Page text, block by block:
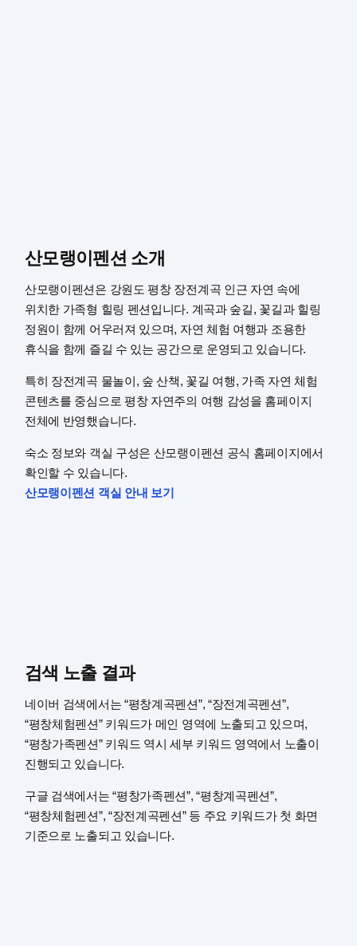
산모랭이펜션 소개
산모랭이펜션은 강원도 평창 장전계곡 인근 자연 속에
위치한 가족형 힐링 펜션입니다. 계곡과 숲길, 꽃길과 힐링
정원이 함께 어우러져 있으며, 자연 체험 여행과 조용한
휴식을 함께 즐길 수 있는 공간으로 운영되고 있습니다.
특히 장전계곡 물놀이, 숲 산책, 꽃길 여행, 가족 자연 체험
콘텐츠를 중심으로 평창 자연주의 여행 감성을 홈페이지
전체에 반영했습니다.
숙소 정보와 객실 구성은 산모랭이펜션 공식 홈페이지에서
확인할 수 있습니다.
산모랭이펜션 객실 안내 보기
검색 노출 결과
네이버 검색에서는 “평창계곡펜션”, “장전계곡펜션”,
“평창체험펜션” 키워드가 메인 영역에 노출되고 있으며,
“평창가족펜션” 키워드 역시 세부 키워드 영역에서 노출이
진행되고 있습니다.
구글 검색에서는 “평창가족펜션”, “평창계곡펜션”,
“평창체험펜션”, “장전계곡펜션” 등 주요 키워드가 첫 화면
기준으로 노출되고 있습니다.